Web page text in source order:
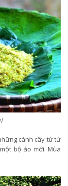
cành cây từ từ
bộ áo mới. Mùa